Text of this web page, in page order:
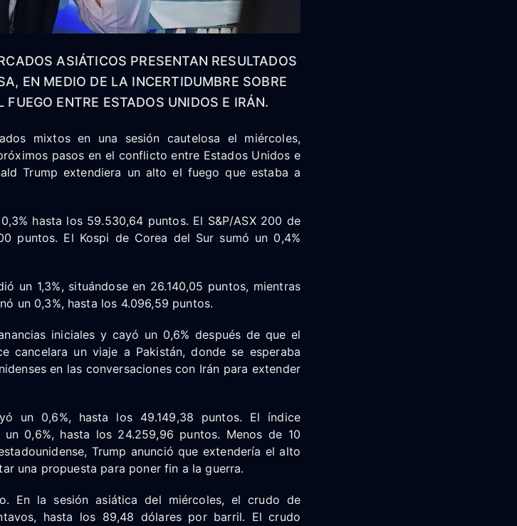
ASIÁTICOS PRESENTAN RESULTADOS
EN MEDIO DE LA INCERTIDUMBRE SOBRE
ENTRE ESTADOS UNIDOS E IRÁN.
mixtos en una sesión cautelosa el miércoles,
pasos en el conflicto entre Estados Unidos e
Trump extendiera un alto el fuego que estaba a
hasta los 59.530,64 puntos. El S&P/ASX 200 de
puntos. El Kospi de Corea del Sur sumó un 0,4%
un 1,3%, situándose en 26.140,05 puntos, mientras
un 0,3%, hasta los 4.096,59 puntos.
iniciales y cayó un 0,6% después de que el
cancelara un viaje a Pakistán, donde se esperaba
en las conversaciones con Irán para extender
un 0,6%, hasta los 49.149,38 puntos. El índice
0,6%, hasta los 24.259,96 puntos. Menos de 10
Trump anunció que extendería el alto
una propuesta para poner fin a la guerra.
En la sesión asiática del miércoles, el crudo de
hasta los 89,48 dólares por barril. El crudo